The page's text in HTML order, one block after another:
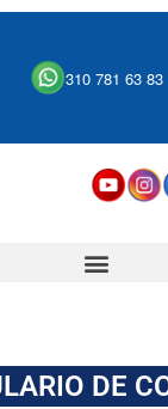
310 781 63 83
DE